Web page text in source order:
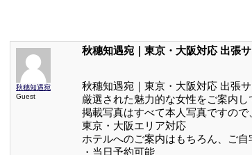
秋穗知遇宛
Guest
秋穗知遇宛｜東京・大阪対応 出張
秋穗知遇宛｜東京・大阪対応 出張
厳選された魅力的な女性をご案内し
掲載写真はすべて本人写真ですので
東京・大阪エリア対応
ホテルへのご案内はもちろん、ご自
・当日予約可能